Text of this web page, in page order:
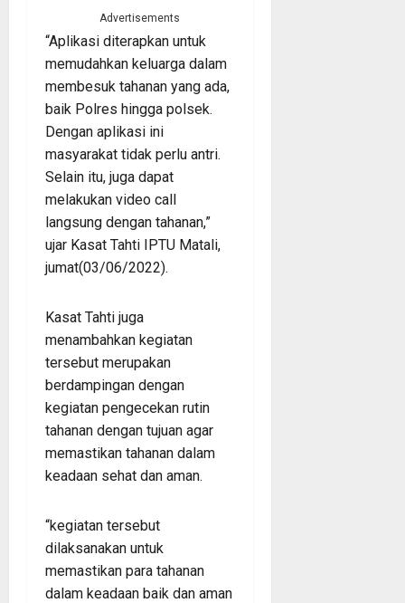
Advertisements
“Aplikasi diterapkan untuk
memudahkan keluarga dalam
membesuk tahanan yang ada,
baik Polres hingga polsek.
Dengan aplikasi ini
masyarakat tidak perlu antri.
Selain itu, juga dapat
melakukan video call
langsung dengan tahanan,”
ujar Kasat Tahti IPTU Matali,
jumat(03/06/2022).
Kasat Tahti juga
menambahkan kegiatan
tersebut merupakan
berdampingan dengan
kegiatan pengecekan rutin
tahanan dengan tujuan agar
memastikan tahanan dalam
keadaan sehat dan aman.
“kegiatan tersebut
dilaksanakan untuk
memastikan para tahanan
dalam keadaan baik dan aman